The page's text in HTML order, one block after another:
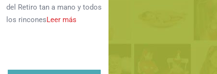
del Retiro tan a mano y todos
los rinconesLeer más